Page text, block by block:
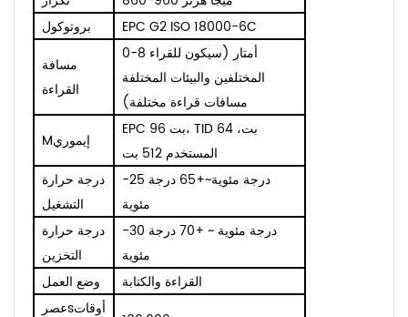
بروتوكول
EPC G2 ISO 18000-6C
مسافة
القراءة
0-8 أمتار (سيكون للقراء
المختلفين والبيئات المختلفة
مسافات قراءة مختلفة)
Mإيموري
EPC 96 بت، TID 64 بت،
المستخدم 512 بت
درجة حرارة
التشغيل
-25 درجة مئوية~+65 درجة
مئوية
درجة حرارة
التخزين
-30 درجة مئوية ~ +70 درجة
مئوية
وضع العمل
القراءة والكتابة
عصرsأوقات